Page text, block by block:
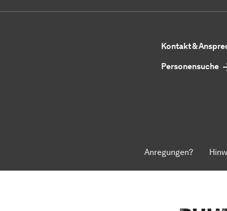
Kontakt &
Personensuche
Anregungen?